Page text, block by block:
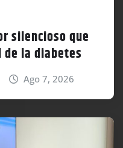
silencioso que
la diabetes
Ago 7, 2026